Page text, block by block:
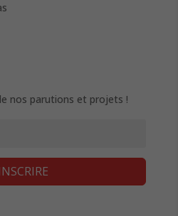
nos parutions et projets !